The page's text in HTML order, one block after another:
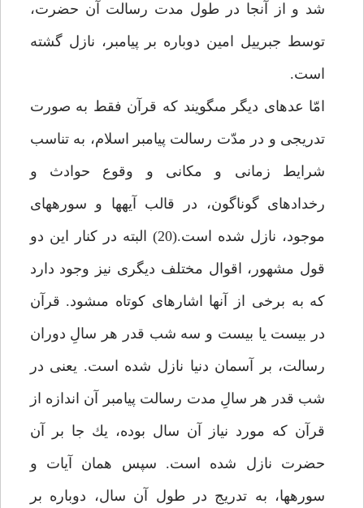
شد و از آنجا در طول مدت رسالت آن حضرت،
توسط جبرييل امين دوباره بر پيامبر، نازل گشته
است.
امّا عده‏اى ديگر مى‏گويند كه قرآن فقط به صورت
تدريجى و در مدّت رسالت پيامبر اسلام، به تناسب
شرايط زمانى و مكانى و وقوع حوادث و
رخدادهاى گوناگون، در قالب آيه‏ها و سوره‏هاى
موجود، نازل شده است.(20) البته در كنار اين دو
قول مشهور، اقوال مختلف ديگرى نيز وجود دارد
كه به برخى از آن‏ها اشاره‏اى كوتاه مى‏شود. قرآن
در بيست يا بيست و سه شب قدر هر سالِ دوران
رسالت، بر آسمان دنيا نازل شده است. يعنى در
شب قدر هر سالِ مدت رسالت پيامبر آن اندازه از
قرآن كه مورد نياز آن سال بوده، يك جا بر آن
حضرت نازل شده است. سپس همان آيات و
سوره‏ها، به تدريج در طول آن سال، دوباره بر